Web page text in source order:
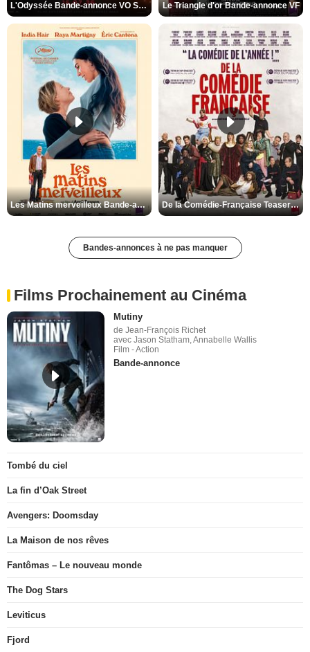
L'Odyssée Bande-annonce VO STFR Le Triangle d'or Bande-annonce VF
Les Matins merveilleux Bande-annonce VF De la Comédie-Française Teaser VF
Bandes-annonces à ne pas manquer
Films Prochainement au Cinéma
Mutiny
de Jean-François Richet
avec Jason Statham, Annabelle Wallis
Film - Action
Bande-annonce
Tombé du ciel
La fin d’Oak Street
Avengers: Doomsday
La Maison de nos rêves
Fantômas – Le nouveau monde
The Dog Stars
Leviticus
Fjord